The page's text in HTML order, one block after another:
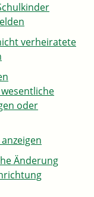
verheiratete
oder
Änderung